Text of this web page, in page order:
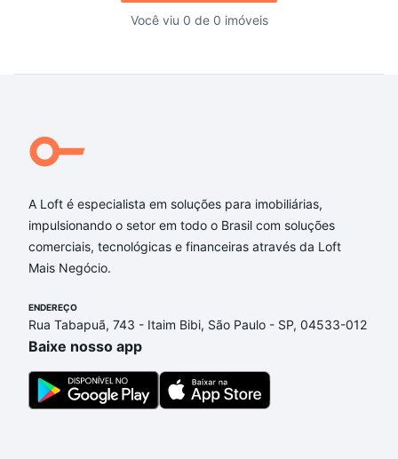
Você viu 0 de 0 imóveis
A Loft é especialista em soluções para imobiliárias,
impulsionando o setor em todo o Brasil com soluções
comerciais, tecnológicas e financeiras através da Loft
Mais Negócio.
ENDEREÇO
Rua Tabapuã, 743 - Itaim Bibi, São Paulo - SP, 04533-012
Baixe nosso app